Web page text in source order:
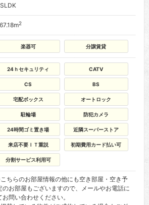
2
楽器可 分譲賃貸
24ｈセキュリティ CATV
CS BS
宅配ボックス オートロック
駐輪場 防犯カメラ
24時間ゴミ置き場 近隣スーパーストア
来店不要ＩＴ重説 初期費用カード払い可
分割サービス利用可
ちらのお部屋情報の他にも空き部屋・空き予
のお部屋もございますので、メールやお電話に
お問い合わせください。